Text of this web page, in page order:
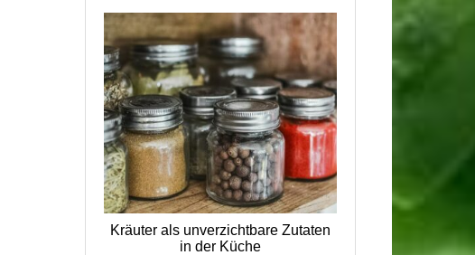
Kräuter als unverzichtbare Zutaten
in der Küche